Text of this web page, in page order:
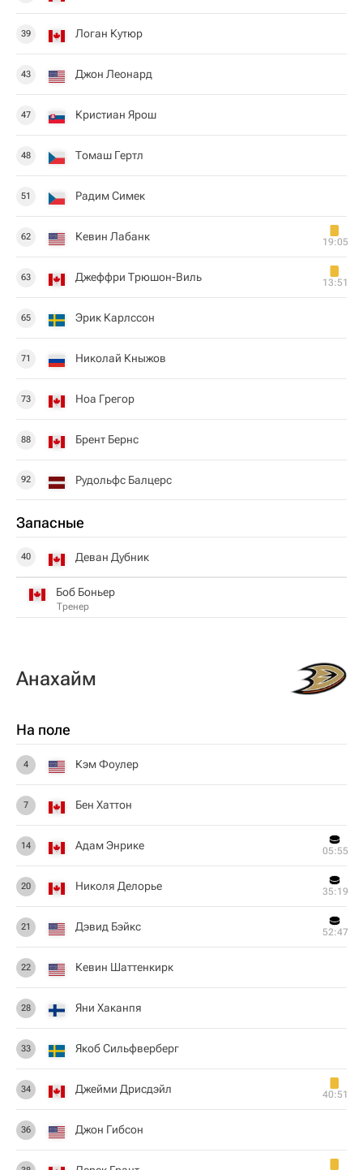
39 Логан Кутюр
43 Джон Леонард
47 Кристиан Ярош
48 Томаш Гертл
51 Радим Симек
62 Кевин Лабанк 19:05
63 Джеффри Трюшон-Виль 13:51
65 Эрик Карлссон
71 Николай Кныжов
73 Ноа Грегор
88 Брент Бернс
92 Рудольфс Балцерс
Запасные
40 Деван Дубник
Боб Боньер
Тренер
Анахайм
На поле
4 Кэм Фоулер
7 Бен Хаттон
14 Адам Энрике 05:55
20 Николя Делорье 35:19
21 Дэвид Бэйкс 52:47
22 Кевин Шаттенкирк
28 Яни Хаканпя
33 Якоб Сильфверберг
34 Джейми Дрисдэйл 40:51
36 Джон Гибсон